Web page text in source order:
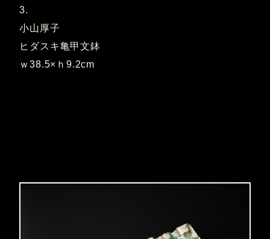
3.
小山厚子
ヒダスキ亀甲文鉢
ｗ38.5×ｈ9.2cm